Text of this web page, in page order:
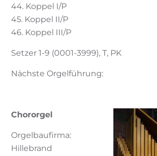
44. Koppel I/P
45. Koppel II/P
46. Koppel III/P
Setzer 1-9 (0001-3999), T, PK
Nächste Orgelführung:
Chororgel
Orgelbaufirma:
Hillebrand